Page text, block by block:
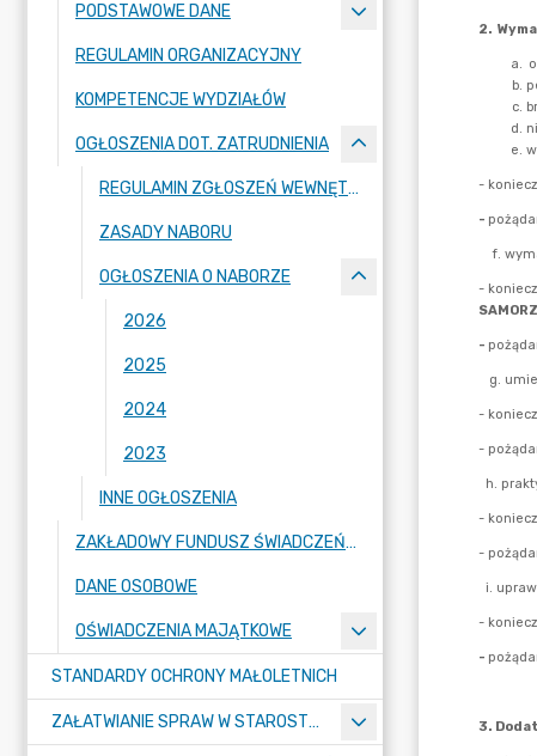
PODSTAWOWE DANE
REGULAMIN ORGANIZACYJNY
KOMPETENCJE WYDZIAŁÓW
OGŁOSZENIA DOT. ZATRUDNIENIA
REGULAMIN ZGŁOSZEŃ WEWNĘTRZNYCH
ZASADY NABORU
OGŁOSZENIA O NABORZE
2026
2025
2024
2023
INNE OGŁOSZENIA
ZAKŁADOWY FUNDUSZ ŚWIADCZEŃ SOCJALNYCH
DANE OSOBOWE
OŚWIADCZENIA MAJĄTKOWE
STANDARDY OCHRONY MAŁOLETNICH
ZAŁATWIANIE SPRAW W STAROSTWIE